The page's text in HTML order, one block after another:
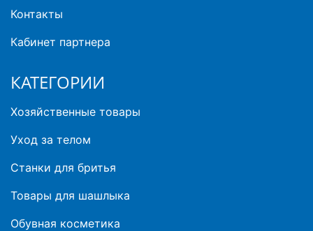
Контакты
Кабинет партнера
КАТЕГОРИИ
Хозяйственные товары
Уход за телом
Станки для бритья
Товары для шашлыка
Обувная косметика